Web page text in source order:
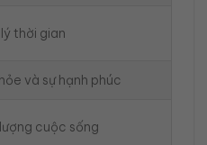
thời gian
và sự hạnh phúc
cuộc sống